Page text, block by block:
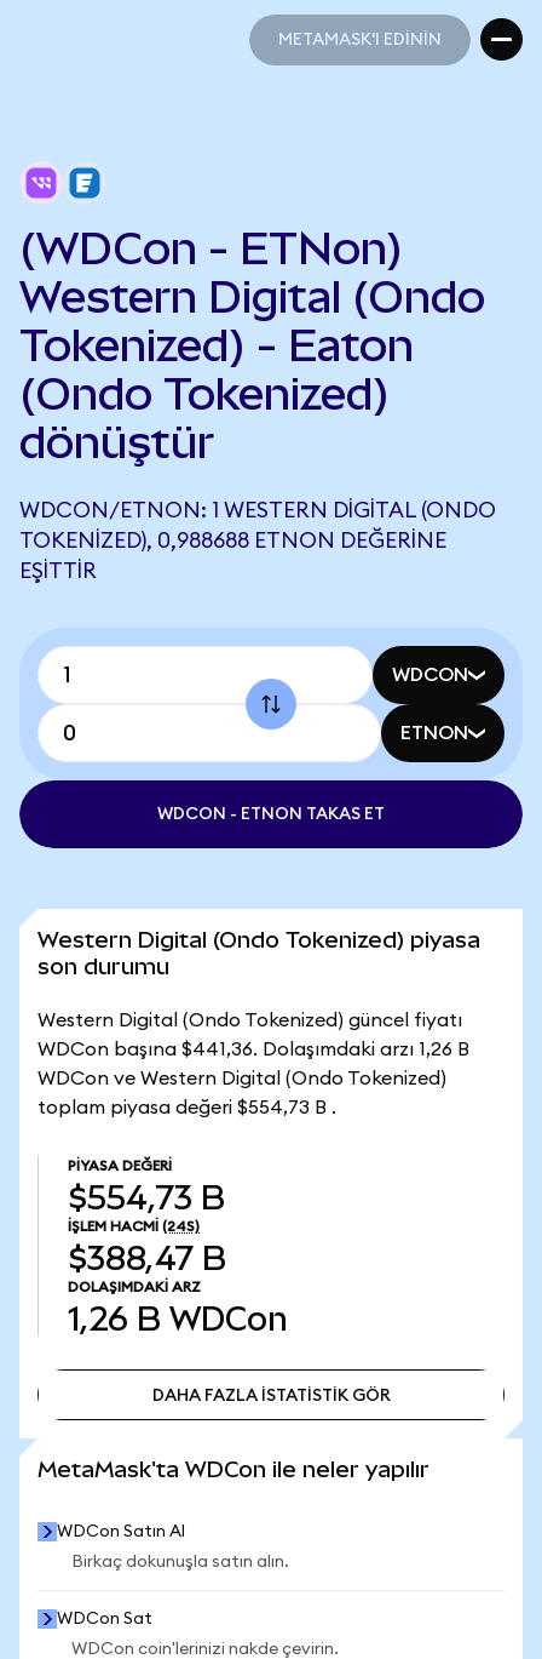
METAMASK'I EDİNİN
(WDCon - ETNon)
Western Digital (Ondo
Tokenized) - Eaton
(Ondo Tokenized)
dönüştür
WDCON/ETNON: 1 WESTERN DIGITAL (ONDO
TOKENIZED), 0,988688 ETNON DEĞERINE
EŞITTIR
WDCON
ETNON
WDCON - ETNON TAKAS ET
Western Digital (Ondo Tokenized) piyasa
son durumu
Western Digital (Ondo Tokenized) güncel fiyatı
WDCon başına $441,36. Dolaşımdaki arzı 1,26 B
WDCon ve Western Digital (Ondo Tokenized)
toplam piyasa değeri $554,73 B .
PIYASA DEĞERI
$554,73 B
İŞLEM HACMI (24S)
$388,47 B
DOLAŞIMDAKI ARZ
1,26 B WDCon
DAHA FAZLA İSTATİSTİK GÖR
MetaMask'ta WDCon ile neler yapılır
WDCon Satın Al
Birkaç dokunuşla satın alın.
WDCon Sat
WDCon coin'lerinizi nakde çevirin.